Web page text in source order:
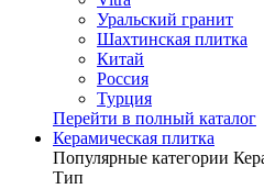
Уральский гранит
Шахтинская плитка
Китай
Россия
Турция
Перейти в полный каталог
Керамическая плитка
Популярные категории
Тип